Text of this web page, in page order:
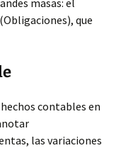
masas: el
que
contables en
las variaciones